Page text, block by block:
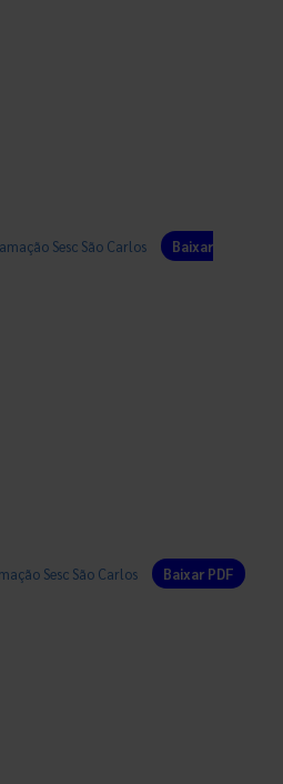
Sesc São Carlos
Baixar
Sesc São Carlos Baixar PDF